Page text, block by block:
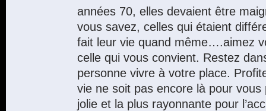
années 70, elles devaient être
vous savez, celles qui étaient
fait leur vie quand même….aimez
celle qui vous convient. Restez
personne vivre à votre place.
vie ne soit pas encore là pour
jolie et la plus rayonnante pour